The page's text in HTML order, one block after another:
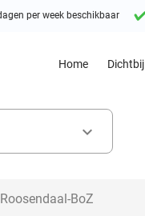
per week beschikbaar
Home Dichtbij
keyboard_arrow_down